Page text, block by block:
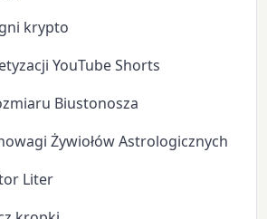
krypto
YouTube Shorts
Biustonosza
Żywiołów Astrologicznych
Liter